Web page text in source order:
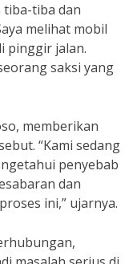
tiba-tiba dan
melihat mobil
pinggir jalan.
saksi yang
memberikan
“Kami sedang
penyebab
dan
ini,” ujarnya.